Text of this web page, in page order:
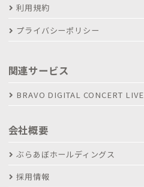
利用規約
プライバシーポリシー
関連サービス
BRAVO DIGITAL CONCERT LIVE
会社概要
ぶらあぼホールディングス
採用情報